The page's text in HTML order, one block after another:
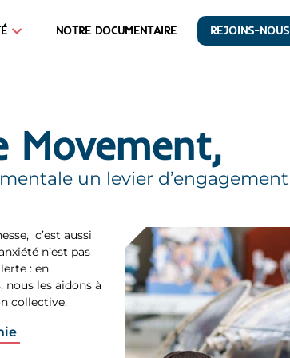
NOTRE DOCUMENTAIRE REJOINS-NOUS
Movement,
un levier d’engagement
c’est aussi
n’est pas
: en
nous les aidons à
collective.